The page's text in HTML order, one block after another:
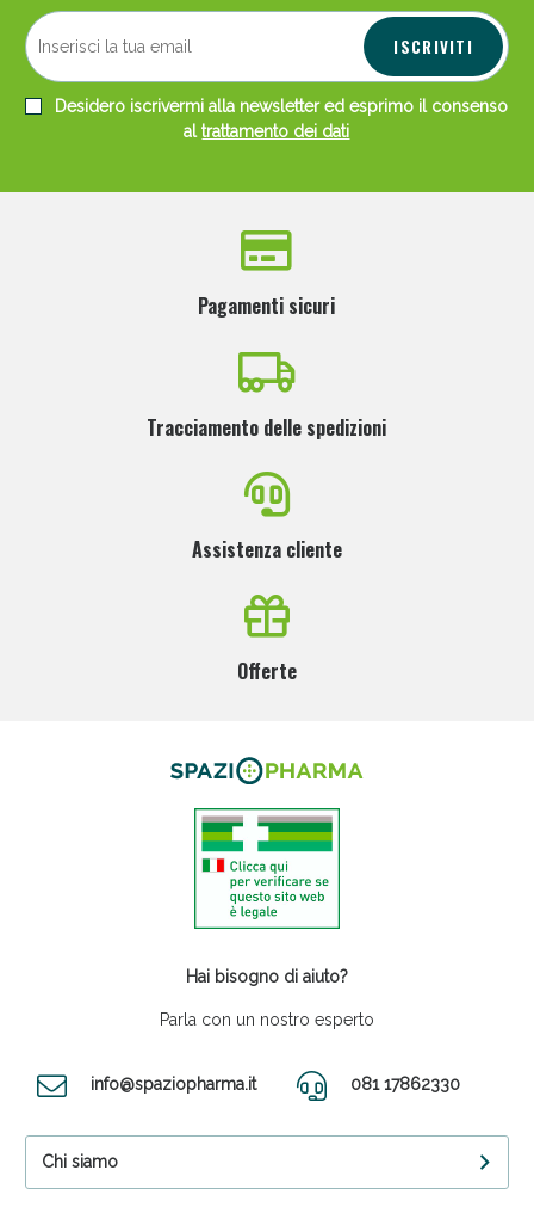
ISCRIVITI
Desidero iscrivermi alla newsletter ed esprimo il consenso
altrattamento dei dati
Pagamenti sicuri
Tracciamento delle spedizioni
Assistenza cliente
Offerte
Hai bisogno di aiuto?
Parla con un nostro esperto
info@spaziopharma.it 081 17862330
Chi siamo